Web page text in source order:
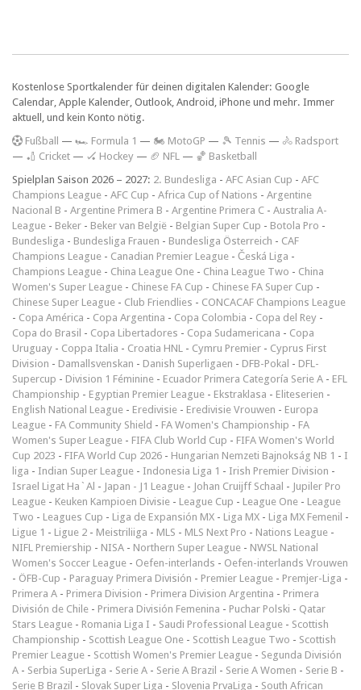
Kostenlose Sportkalender für deinen digitalen Kalender: Google
Calendar, Apple Kalender, Outlook, Android, iPhone und mehr. Immer
aktuell, und kein Konto nötig.
Fußball — 🏎️ Formula 1 — 🏍 MotoGP — 🎾 Tennis — 🚴 Radsport
— 🏏 Cricket — 🏑 Hockey — 🏈 NFL — 🏀 Basketball
Spielplan Saison 2026 – 2027: 2. Bundesliga - AFC Asian Cup - AFC
Champions League - AFC Cup - Africa Cup of Nations - Argentine
Nacional B - Argentine Primera B - Argentine Primera C - Australia A-
League - Beker - Beker van België - Belgian Super Cup - Botola Pro -
Bundesliga - Bundesliga Frauen - Bundesliga Österreich - CAF
Champions League - Canadian Premier League - Česká Liga -
Champions League - China League One - China League Two - China
Women's Super League - Chinese FA Cup - Chinese FA Super Cup -
Chinese Super League - Club Friendlies - CONCACAF Champions League
- Copa América - Copa Argentina - Copa Colombia - Copa del Rey -
Copa do Brasil - Copa Libertadores - Copa Sudamericana - Copa
Uruguay - Coppa Italia - Croatia HNL - Cymru Premier - Cyprus First
Division - Damallsvenskan - Danish Superligaen - DFB-Pokal - DFL-
Supercup - Division 1 Féminine - Ecuador Primera Categoría Serie A - EFL
Championship - Egyptian Premier League - Ekstraklasa - Eliteserien -
English National League - Eredivisie - Eredivisie Vrouwen - Europa
League - FA Community Shield - FA Women's Championship - FA
Women's Super League - FIFA Club World Cup - FIFA Women's World
Cup 2023 - FIFA World Cup 2026 - Hungarian Nemzeti Bajnokság NB 1 - I
liga - Indian Super League - Indonesia Liga 1 - Irish Premier Division -
Israel Ligat Ha`Al - Japan - J1 League - Johan Cruijff Schaal - Jupiler Pro
League - Keuken Kampioen Divisie - League Cup - League One - League
Two - Leagues Cup - Liga de Expansión MX - Liga MX - Liga MX Femenil -
Ligue 1 - Ligue 2 - Meistriliiga - MLS - MLS Next Pro - Nations League -
NIFL Premiership - NISA - Northern Super League - NWSL National
Women's Soccer League - Oefen-interlands - Oefen-interlands Vrouwen
- ÖFB-Cup - Paraguay Primera División - Premier League - Premjer-Liga -
Primera A - Primera Division - Primera Division Argentina - Primera
División de Chile - Primera División Femenina - Puchar Polski - Qatar
Stars League - Romania Liga I - Saudi Professional League - Scottish
Championship - Scottish League One - Scottish League Two - Scottish
Premier League - Scottish Women's Premier League - Segunda División
A - Serbia SuperLiga - Serie A - Serie A Brazil - Serie A Women - Serie B -
Serie B Brazil - Slovak Super Liga - Slovenia PrvaLiga - South African